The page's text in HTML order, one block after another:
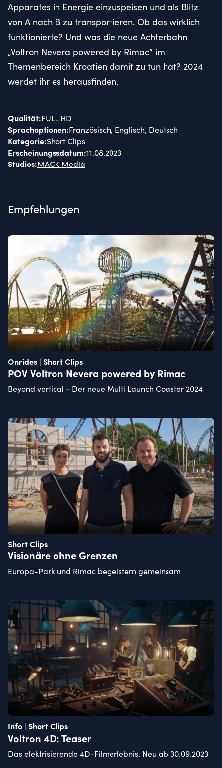
Apparates in Energie einzuspeisen und als Blitz
von A nach B zu transportieren. Ob das wirklich
funktionierte? Und was die neue Achterbahn
„Voltron Nevera powered by Rimac“ im
Themenbereich Kroatien damit zu tun hat? 2024
werdet ihr es herausfinden.
Qualität:FULL HD
Sprachoptionen:Französisch, Englisch, Deutsch
Kategorie:Short Clips
Erscheinungssdatum:11.08.2023
Studios:MACK Media
Empfehlungen
Onrides | Short Clips
POV Voltron Nevera powered by Rimac
Beyond vertical - Der neue Multi Launch Coaster 2024
Short Clips
Visionäre ohne Grenzen
Europa-Park und Rimac begeistern gemeinsam
Info | Short Clips
Voltron 4D: Teaser
Das elektrisierende 4D-Filmerlebnis. Neu ab 30.09.2023